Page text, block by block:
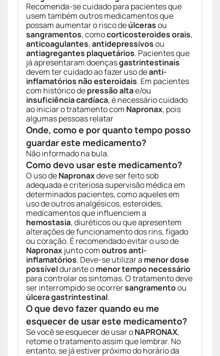
Recomenda-se cuidado para pacientes que
usem também outros medicamentos que
possam aumentar o risco deúlcerasou
sangramentos, comocorticosteroides orais,
anticoagulantes,antidepressivosou
antiagregantes plaquetários. Pacientes que
já apresentaram doençasgastrintestinais
devem ter cuidado ao fazer uso deanti-
inflamatórios não esteroidais. Em pacientes
com histórico depressão altae/ou
insuficiência cardíaca, é necessário cuidado
ao iniciar o tratamento com Napronax, pois
algumas pessoas relatar
Onde, como e por quanto tempo posso
guardar este medicamento?
Não informado na bula.
Como devo usar este medicamento?
O uso deNapronaxdeve ser feito sob
adequada e criteriosa supervisão médica em
determinados pacientes, como aqueles em
uso de outros analgésicos, esteroides,
medicamentos que influenciem a
hemostasia, diuréticos ou que apresentem
alterações de funcionamento dos rins, fígado
ou coração. É recomendado evitar o uso de
Napronaxjunto comoutros anti-
inflamatórios. Deve-se utilizar a menor dose
possíveldurante omenor tempo necessário
para controlar os sintomas. O tratamento deve
ser interrompido se ocorrersangramentoou
úlcera gastrintestinal.
O que devo fazer quando eu me
esquecer de usar este medicamento?
Se você se esquecer de usar oNAPRONAX,
retome o tratamento assim que lembrar. No
entanto, se já estiver próximo do horário da